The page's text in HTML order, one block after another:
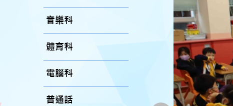
音樂科
體育科
電腦科
普通話